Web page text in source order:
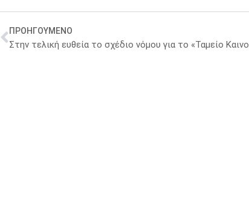
ΠΡΟΗΓΟΥΜΕΝΟ